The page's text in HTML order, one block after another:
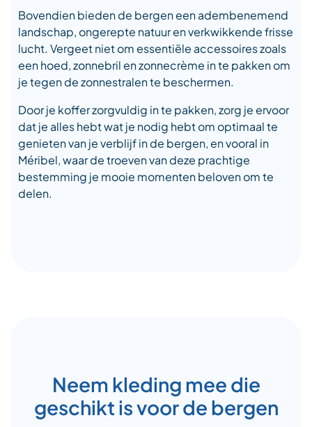
Bovendien bieden de bergen een adembenemend
landschap, ongerepte natuur en verkwikkende frisse
lucht. Vergeet niet om essentiële accessoires zoals
een hoed, zonnebril en zonnecrème in te pakken om
je tegen de zonnestralen te beschermen.
Door je koffer zorgvuldig in te pakken, zorg je ervoor
dat je alles hebt wat je nodig hebt om optimaal te
genieten van je verblijf in de bergen, en vooral in
Méribel, waar de troeven van deze prachtige
bestemming je mooie momenten beloven om te
delen.
Neem kleding mee die
geschikt is voor de bergen